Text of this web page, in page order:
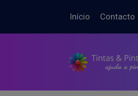
Início Contacto